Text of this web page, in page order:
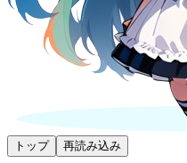
トップ 再読み込み